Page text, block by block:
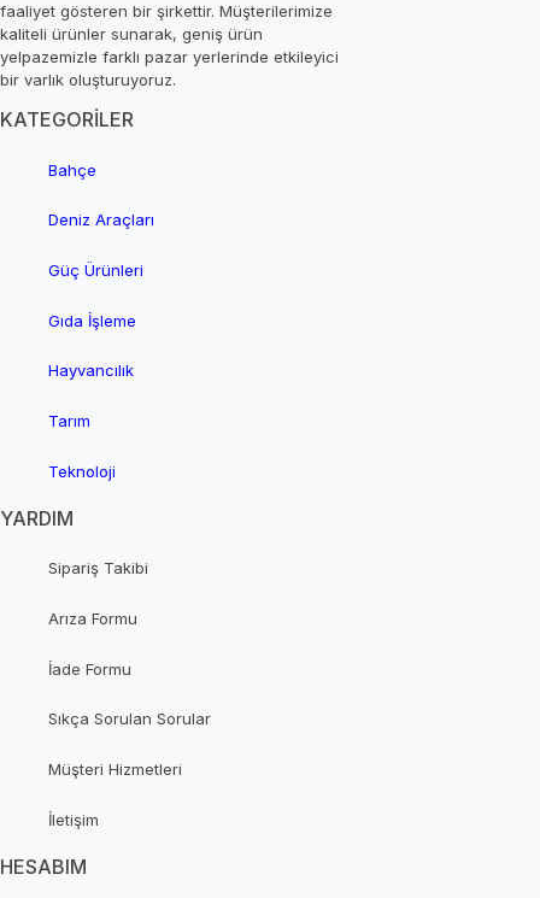
faaliyet gösteren bir şirkettir. Müşterilerimize
kaliteli ürünler sunarak, geniş ürün
yelpazemizle farklı pazar yerlerinde etkileyici
bir varlık oluşturuyoruz.
KATEGORİLER
Bahçe
Deniz Araçları
Güç Ürünleri
Gıda İşleme
Hayvancılık
Tarım
Teknoloji
YARDIM
Sipariş Takibi
Arıza Formu
İade Formu
Sıkça Sorulan Sorular
Müşteri Hizmetleri
İletişim
HESABIM